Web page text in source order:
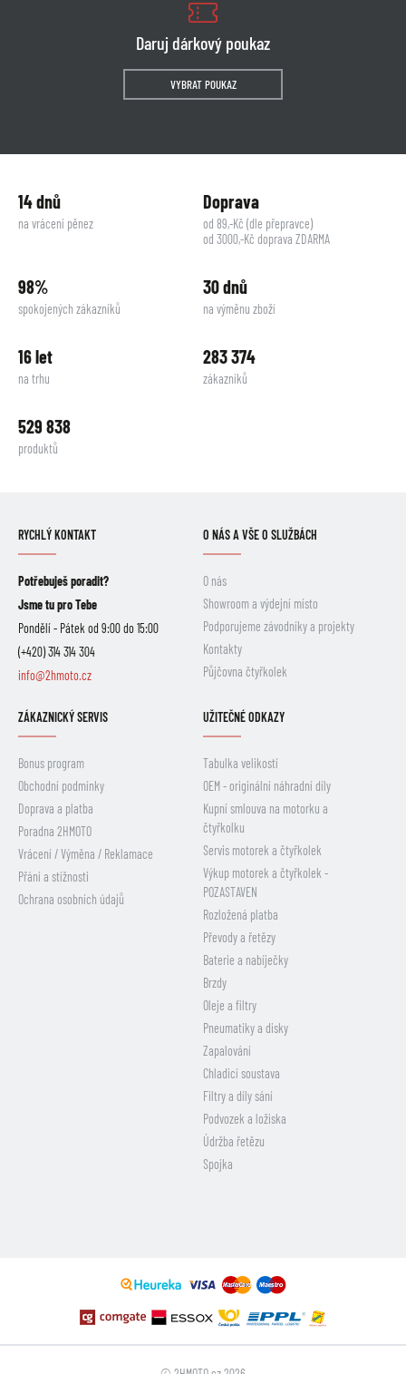
Daruj dárkový poukaz
VYBRAT POUKAZ
14 dnů
na vrácení pěnez
Doprava
od 89,-Kč (dle přepravce)
od 3000,-Kč doprava ZDARMA
98%
spokojených zákazníků
30 dnů
na výměnu zboží
16 let
na trhu
283 374
zákazníků
529 838
produktů
RYCHLÝ KONTAKT
Potřebuješ poradit?
Jsme tu pro Tebe
Pondělí - Pátek od 9:00 do 15:00
(+420) 314 314 304
info@2hmoto.cz
O NÁS A VŠE O SLUŽBÁCH
O nás
Showroom a výdejní místo
Podporujeme závodníky a projekty
Kontakty
Půjčovna čtyřkolek
ZÁKAZNICKÝ SERVIS
Bonus program
Obchodní podmínky
Doprava a platba
Poradna 2HMOTO
Vrácení / Výměna / Reklamace
Přání a stížnosti
Ochrana osobních údajů
UŽITEČNÉ ODKAZY
Tabulka velikostí
OEM - originální náhradní díly
Kupní smlouva na motorku a
čtyřkolku
Servis motorek a čtyřkolek
Výkup motorek a čtyřkolek -
POZASTAVEN
Rozložená platba
Převody a řetězy
Baterie a nabíječky
Brzdy
Oleje a filtry
Pneumatiky a disky
Zapalování
Chladicí soustava
Filtry a díly sání
Podvozek a ložiska
Údržba řetězu
Spojka